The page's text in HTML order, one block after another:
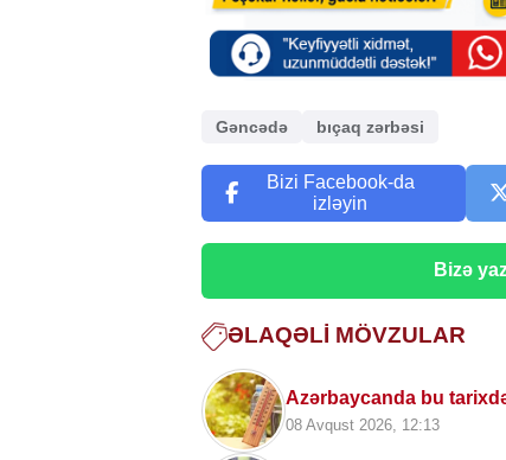
Gəncədə bıçaq zərbəsi
Bizi Facebook-da
izləyin
Bizə
ƏLAQƏLI MÖVZULAR
Azərbaycanda bu
08 Avqust 2026, 12:13